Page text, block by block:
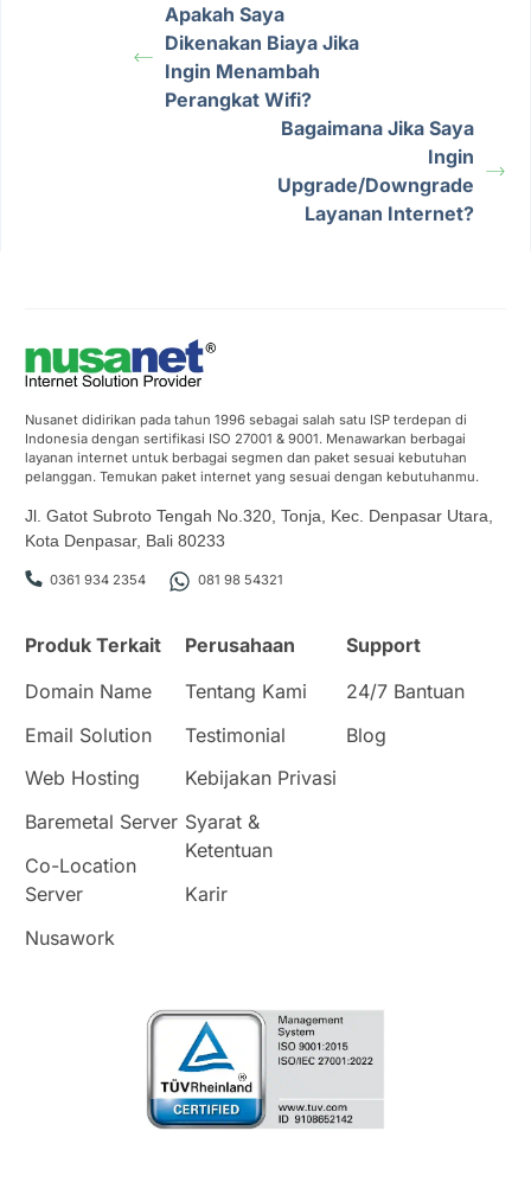
Apakah Saya
Dikenakan Biaya Jika
Ingin Menambah
Perangkat Wifi?
Bagaimana Jika Saya
Ingin
Upgrade/Downgrade
Layanan Internet?
Nusanet didirikan pada tahun 1996 sebagai salah satu ISP terdepan di
Indonesia dengan sertifikasi ISO 27001 & 9001. Menawarkan berbagai
layanan internet untuk berbagai segmen dan paket sesuai kebutuhan
pelanggan. Temukan paket internet yang sesuai dengan kebutuhanmu.
Jl. Gatot Subroto Tengah No.320, Tonja, Kec. Denpasar Utara,
Kota Denpasar, Bali 80233
0361 934 2354 081 98 54321
Produk Terkait
Domain Name
Email Solution
Web Hosting
Baremetal Server
Co-Location
Server
Nusawork
Perusahaan
Tentang Kami
Testimonial
Kebijakan Privasi
Syarat &
Ketentuan
Karir
Support
24/7 Bantuan
Blog